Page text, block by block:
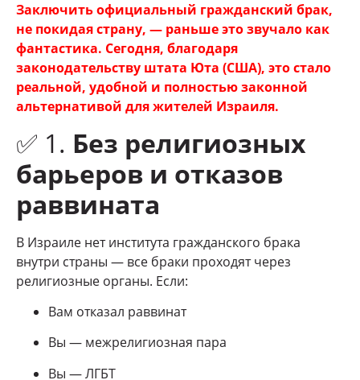
Заключить официальный гражданский брак,
не покидая страну, — раньше это звучало как
фантастика. Сегодня, благодаря
законодательству штата Юта (США), это стало
реальной, удобной и полностью законной
альтернативой для жителей Израиля.
✅ 1. Без религиозных
барьеров и отказов
раввината
В Израиле нет института гражданского брака
внутри страны — все браки проходят через
религиозные органы. Если:
Вам отказал раввинат
Вы — межрелигиозная пара
Вы — ЛГБТ